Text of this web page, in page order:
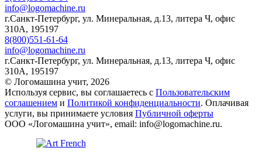
info@logomachine.ru
г.Санкт-Петербург, ул. Минеральная, д.13, литера Ч, офис
310А, 195197
8(800)551-61-64
info@logomachine.ru
г.Санкт-Петербург, ул. Минеральная, д.13, литера Ч, офис
310А, 195197
© Логомашина учит, 2026
Используя сервис, вы соглашаетесь с Пользовательским
соглашением и Политикой конфиденциальности. Оплачивая
услуги, вы принимаете условия Публичной оферты
ООО «Логомашина учит», email: info@logomachine.ru.